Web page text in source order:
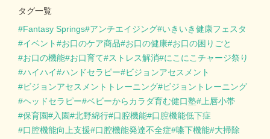
タグ一覧
Fantasy Springs アンチエイジング いきいき健康フェスタ
イベント
お口のケア商品 お口の健康 お口の困りごと
お口の機能 お口育て ストレス解消
にこにこチャージ祭り
ハイハイ
ハンドセラピー
ビジョンアセスメント
ビジョンアセスメントトレーニング
ビジョントレーニング
ヘッドセラピー ベビーからカラダ育む健口塾
上唇小帯
保育園
入園 北野綿行 口腔機能 口腔機能低下症
口腔機能向上支援
口腔機能発達不全症 嚥下機能 大掃除